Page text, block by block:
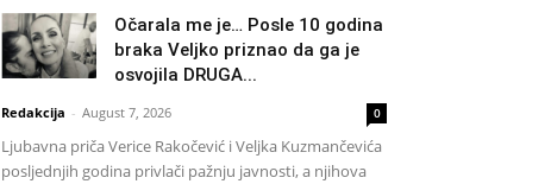
Očarala me je… Posle 10 godina
braka Veljko priznao da ga je
osvojila DRUGA...
Redakcija - August 7, 2026 0
Ljubavna priča Verice Rakočević i Veljka Kuzmančevića
posljednjih godina privlači pažnju javnosti, a njihova